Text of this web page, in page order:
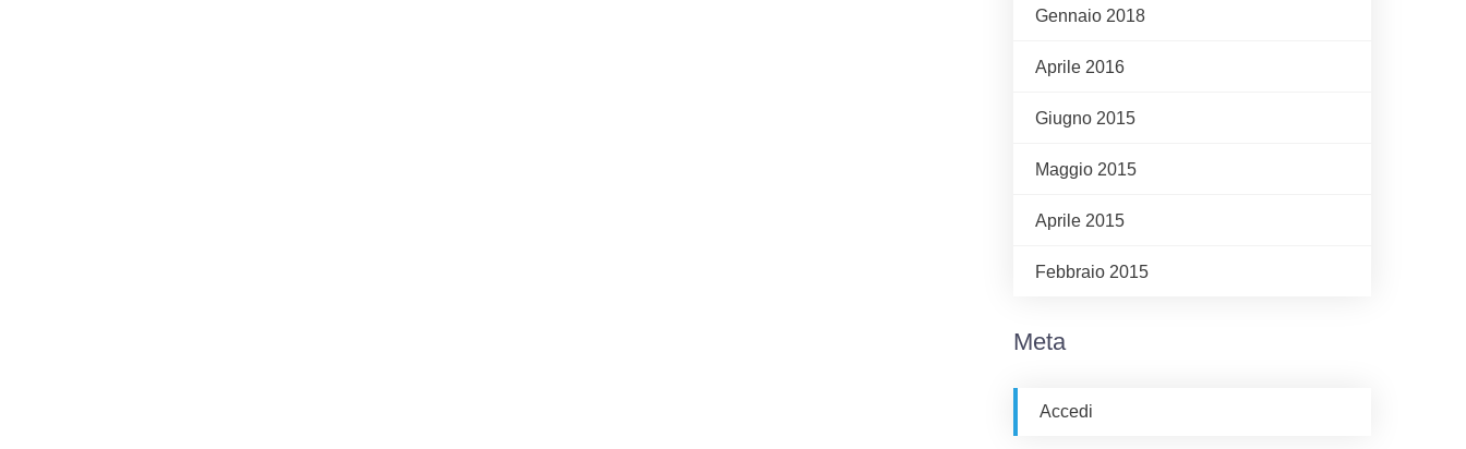
Gennaio 2018
Aprile 2016
Giugno 2015
Maggio 2015
Aprile 2015
Febbraio 2015
Meta
Accedi